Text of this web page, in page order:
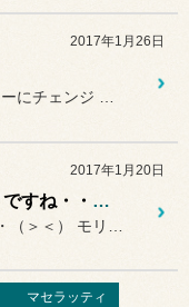
2017年1月26日
ラウム GSユアサバッテリーにチェンジ （＾＾）
2017年1月20日
まだまだ寒さは続きそうですね・・・・（＞＜）
マセラッティ